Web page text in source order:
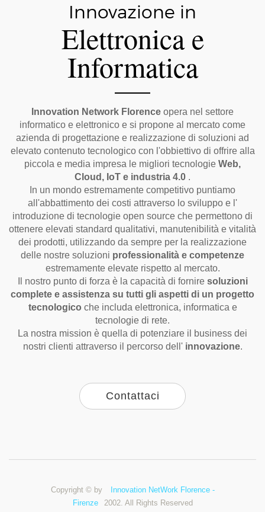
Innovazione in
Elettronica e
Informatica
Innovation Network Florence opera nel settore
informatico e elettronico e si propone al mercato come
azienda di progettazione e realizzazione di soluzioni ad
elevato contenuto tecnologico con l'obbiettivo di offrire alla
piccola e media impresa le migliori tecnologie Web,
Cloud, IoT e industria 4.0 .
In un mondo estremamente competitivo puntiamo
all'abbattimento dei costi attraverso lo sviluppo e l'
introduzione di tecnologie open source che permettono di
ottenere elevati standard qualitativi, manutenibilità e vitalità
dei prodotti, utilizzando da sempre per la realizzazione
delle nostre soluzioni professionalità e competenze
estremamente elevate rispetto al mercato.
Il nostro punto di forza è la capacità di fornire soluzioni
complete e assistenza su tutti gli aspetti di un progetto
tecnologico che includa elettronica, informatica e
tecnologie di rete.
La nostra mission è quella di potenziare il business dei
nostri clienti attraverso il percorso dell' innovazione.
Contattaci
Copyright © by
Innovation NetWork Florence -
Firenze
2002. All Rights Reserved